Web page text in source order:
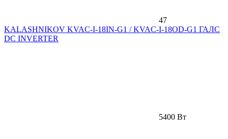
47
KALASHNIKOV KVAC-I-18IN-G1 / KVAC-I-18OD-G1 ГАЛС
DC INVERTER
5400 Вт